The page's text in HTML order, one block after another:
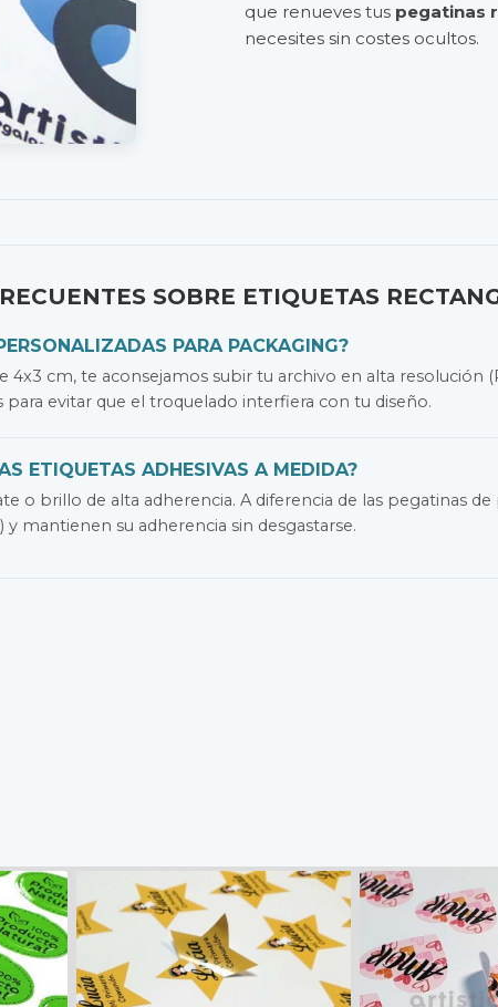
que renueves tus pegatinas
necesites sin costes ocultos.
SOBRE ETIQUETAS
PARA PACKAGING?
cm, te aconsejamos subir tu archivo en alta resolución
evitar que el troquelado interfiera con tu diseño.
ETIQUETAS ADHESIVAS A MEDIDA?
o brillo de alta adherencia. A diferencia de las pegatinas
mantienen su adherencia sin desgastarse.